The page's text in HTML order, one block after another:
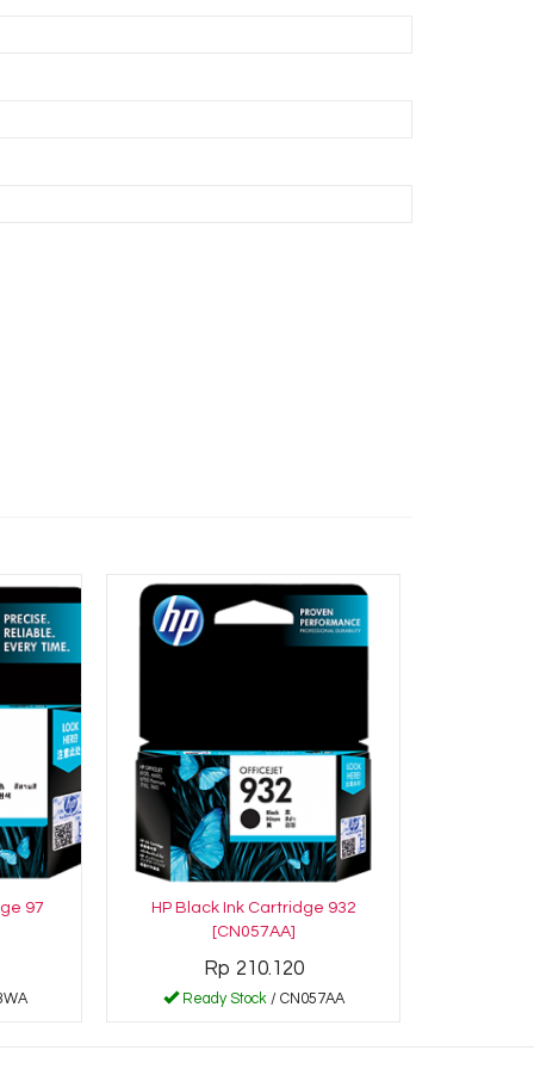
97
HP Black Ink Cartridge 932
[CN057AA]
Rp 210.120
Ready Stock / CN057AA